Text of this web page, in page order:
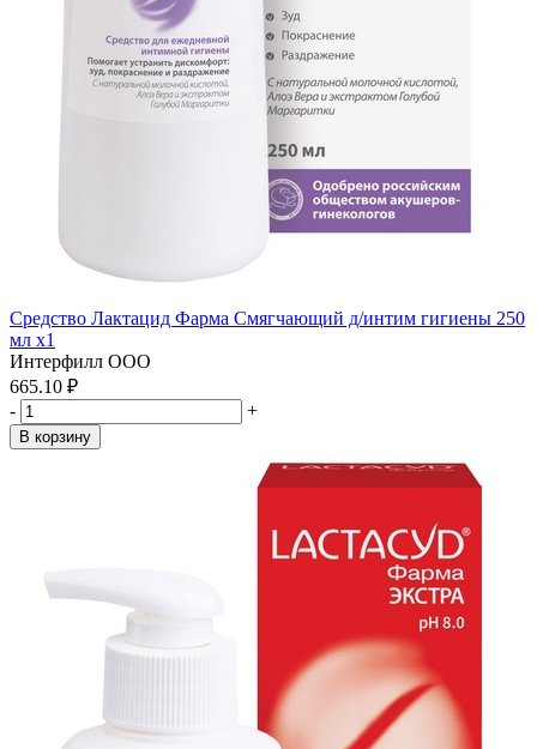
Средство Лактацид Фарма Смягчающий д/интим гигиены 250
мл x1
Интерфилл ООО
665.10 ₽
-
+
В корзину